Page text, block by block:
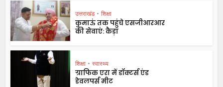
उत्तराखंड • शिक्षा
कुमाऊं तक पहुंचे एसजीआरआर
की सेवाएं: कैड़ा
शिक्षा • स्वास्थ्य
ग्राफिक एरा में डॉक्टर्स एंड
डेवलपर्स मीट